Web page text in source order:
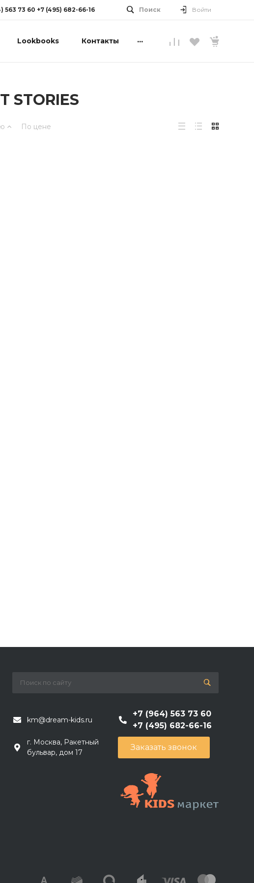
563 73 60 +7 (495) 682-66-16 Поиск Войти
Lookbooks Контакты ...
По цене
km@dream-kids.ru
+7 (964) 563 73 60
+7 (495) 682-66-16
г. Москва, Ракетный
бульвар, дом 17
Заказать звонок